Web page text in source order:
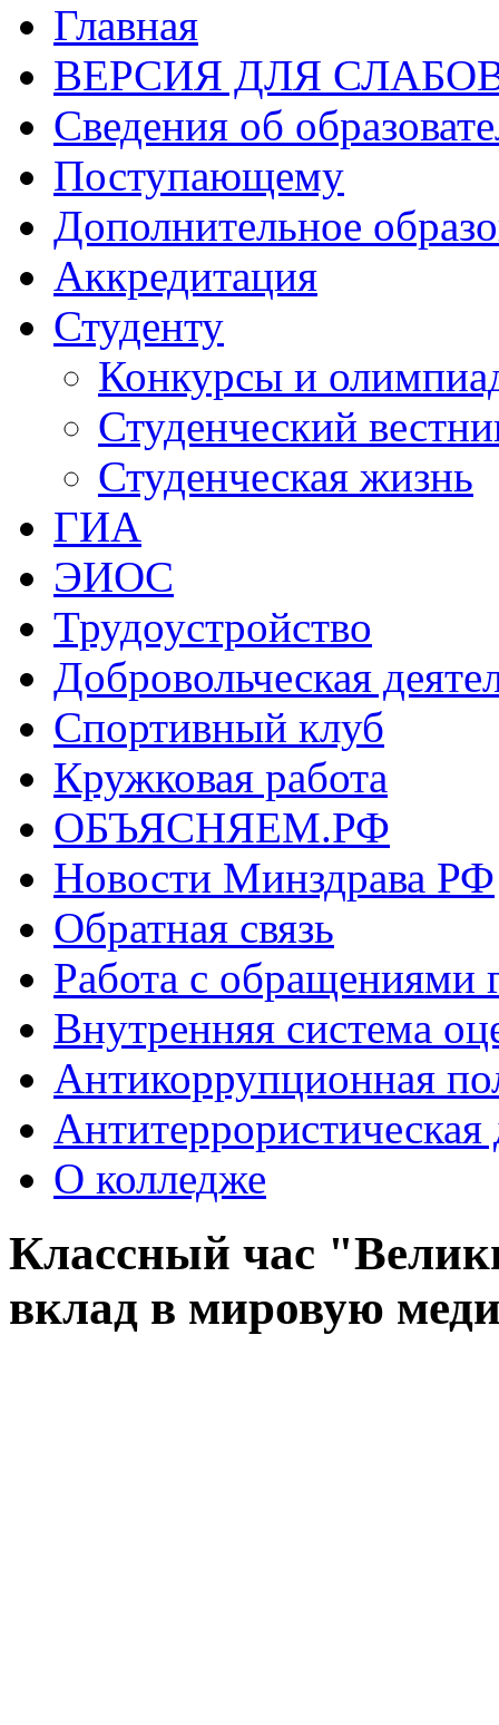
Главная
ВЕРСИЯ ДЛЯ
Сведения об
Поступающему
Дополнительное
Аккредитация
Студенту
Конкурсы и
Студенческий
Студенческая жизнь
ГИА
ЭИОС
Трудоустройство
Добровольческая
Спортивный клуб
Кружковая работа
ОБЪЯСНЯЕМ.РФ
Новости Минздрава РФ
Обратная связь
Работа с обращениями
Внутренняя система
Антикоррупционная
Антитеррористическая
О колледже
Классный час
вклад в мировую